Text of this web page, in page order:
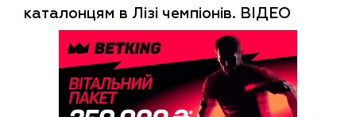
каталонцям в Лізі чемпіонів. ВІДЕО